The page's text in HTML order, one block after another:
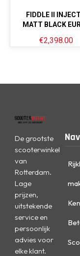
FIDDLE II
MATT BLACK
€2,398.00
De grootste
scooterwinkel
van
Rotterdam.
Lage
prijzen,
uitstekende
service en
persoonlijk
advies voor
elke klant.